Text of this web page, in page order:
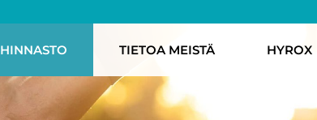
HINNASTO TIETOA MEISTÄ HYROX